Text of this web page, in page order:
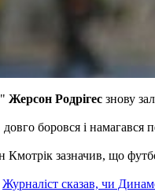
Жерсон Родрігес знову
боровся і намагався
Кмотрік зазначив, що
Журналіст сказав, чи